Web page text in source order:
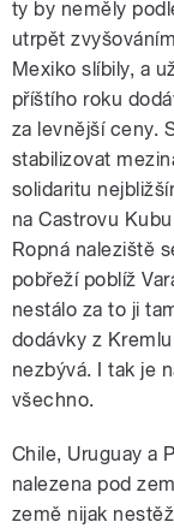
ty by neměly
utrpět
Mexiko slíbily, a
příštího roku
za levnější ceny.
stabilizovat
solidaritu
na Castrovu
Ropná naleziště
pobřeží poblíž
nestálo za to ji
dodávky z
nezbývá. I tak je
všechno.
Chile, Uruguay a
nalezena pod
země nijak